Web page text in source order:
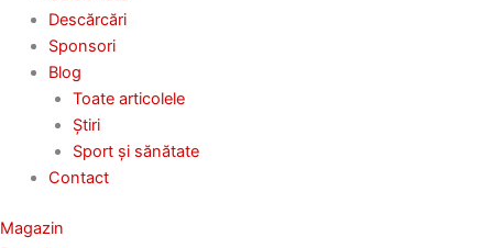
Descărcări
Sponsori
Blog
Toate articolele
Știri
Sport și sănătate
Contact
Magazin